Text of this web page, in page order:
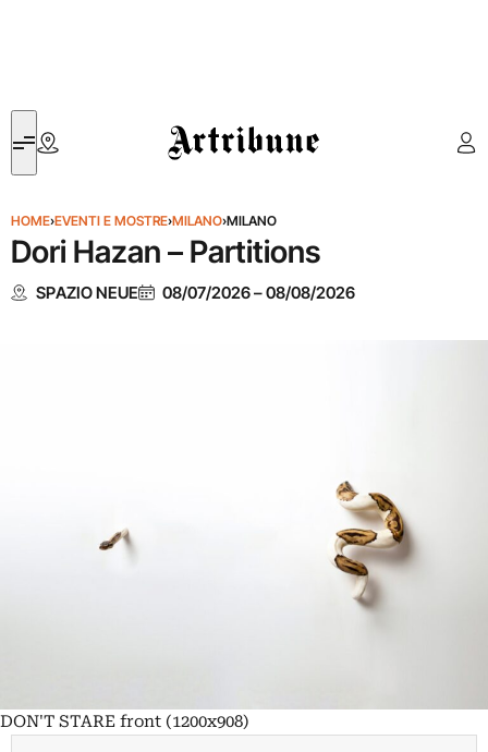
Artribune
HOME›EVENTI E MOSTRE›MILANO›MILANO
Dori Hazan – Partitions
SPAZIO NEUE 08/07/2026–08/08/2026
DON'T STARE front (1200x908)